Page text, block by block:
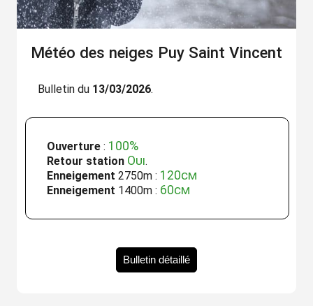
Météo des neiges Puy Saint Vincent
Bulletin du 13/03/2026.
Ouverture: 100%
Retour station Oui.
Enneigement 2750m : 120cm
Enneigement 1400m : 60cm
Bulletin détaillé